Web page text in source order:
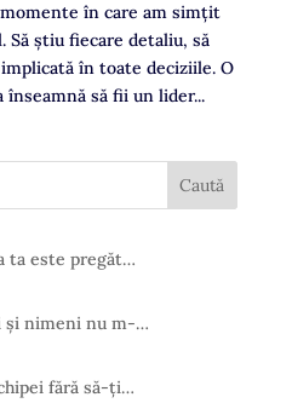
în care am simțit
știu fiecare detaliu, să
în toate deciziile. O
să fii un lider...
ta este pregăt…
și nimeni nu m-…
fără să-ți…